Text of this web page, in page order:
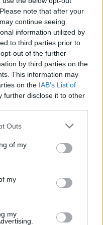
note that after your
continue seeing
information utilized by
to third parties prior to
out of the further
by third parties on the
This information may
on the IAB’s List of
further disclose it to other
Outs
of my
my
my
su Zoom "pur
giornalisti".
Benifei è stato
del Pd in Ue per
anche delle
Schlein ha
una sconfitta
"siamo
verso le